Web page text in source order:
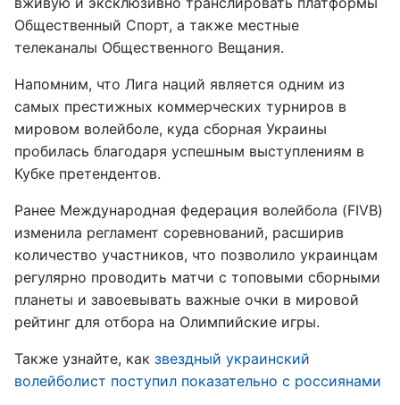
Общественный Спорт, а также местные
телеканалы Общественного Вещания.
Напомним, что Лига наций является одним из
самых престижных коммерческих турниров в
мировом волейболе, куда сборная Украины
пробилась благодаря успешным выступлениям в
Кубке претендентов.
Ранее Международная федерация волейбола (FIVB)
изменила регламент соревнований, расширив
количество участников, что позволило украинцам
регулярно проводить матчи с топовыми сборными
планеты и завоевывать важные очки в мировой
рейтинг для отбора на Олимпийские игры.
Также узнайте, как звездный украинский
волейболист поступил показательно с россиянами